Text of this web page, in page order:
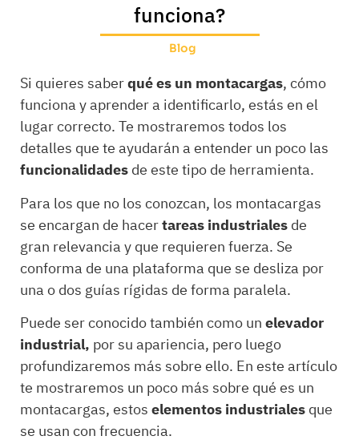
funciona?
Blog
Si quieres saberqué es un montacargas, cómo
funciona y aprender a identificarlo, estás en el
lugar correcto. Te mostraremos todos los
detalles que te ayudarán a entender un poco las
funcionalidadesde este tipo de herramienta.
Para los que no los conozcan, los montacargas
se encargan de hacertareas industrialesde
gran relevancia y que requieren fuerza. Se
conforma de una plataforma que se desliza por
una o dos guías rígidas de forma paralela.
Puede ser conocido también como unelevador
industrial, por su apariencia, pero luego
profundizaremos más sobre ello. En este artículo
te mostraremos un poco más sobre qué es un
montacargas, estoselementos industrialesque
se usan con frecuencia.